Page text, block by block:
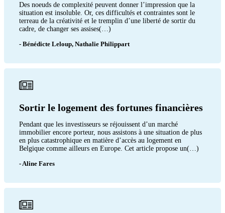
Des noeuds de complexité peuvent donner l’impression que la
situation est insoluble. Or, ces difficultés et contraintes sont le
terreau de la créativité et le tremplin d’une liberté de sortir du
cadre, de changer ses assises(…)
- Bénédicte Leloup, Nathalie Philippart
Sortir le logement des fortunes financières
Pendant que les investisseurs se réjouissent d’un marché
immobilier encore porteur, nous assistons à une situation de plus
en plus catastrophique en matière d’accès au logement en
Belgique comme ailleurs en Europe. Cet article propose un(…)
- Aline Fares